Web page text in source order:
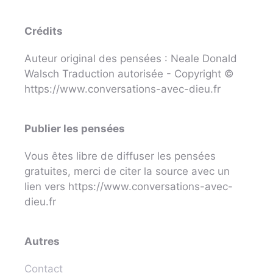
Crédits
Auteur original des pensées : Neale Donald
Walsch Traduction autorisée - Copyright ©
https://www.conversations-avec-dieu.fr
Publier les pensées
Vous êtes libre de diffuser les pensées
gratuites, merci de citer la source avec un
lien vers https://www.conversations-avec-
dieu.fr
Autres
Contact